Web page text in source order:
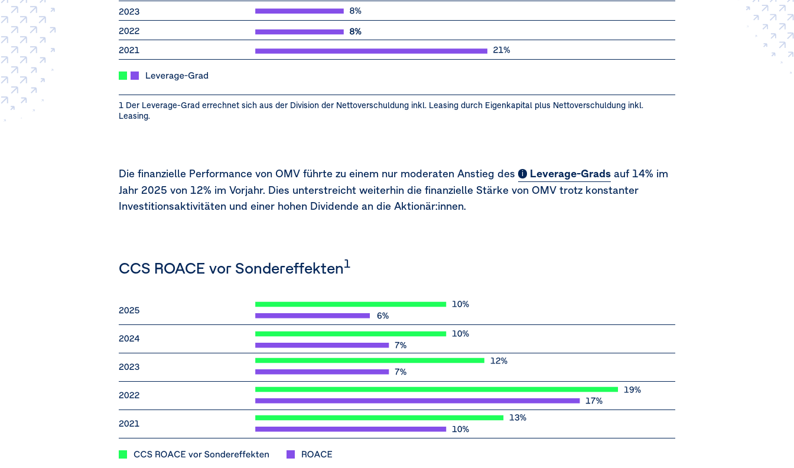
1 Der Leverage-Grad errechnet sich aus der Division der Nettoverschuldung inkl. Leasing durch Eigenkapital plus Nettoverschuldung inkl.
Leasing.
Die finanzielle Performance von OMV führte zu einem nur moderaten Anstieg des Leverage-Grads auf 14% im
Jahr 2025 von 12% im Vorjahr. Dies unterstreicht weiterhin die finanzielle Stärke von OMV trotz konstanter
Investitionsaktivitäten und einer hohen Dividende an die Aktionär:innen.
CCS ROACE vor Sondereffekten1